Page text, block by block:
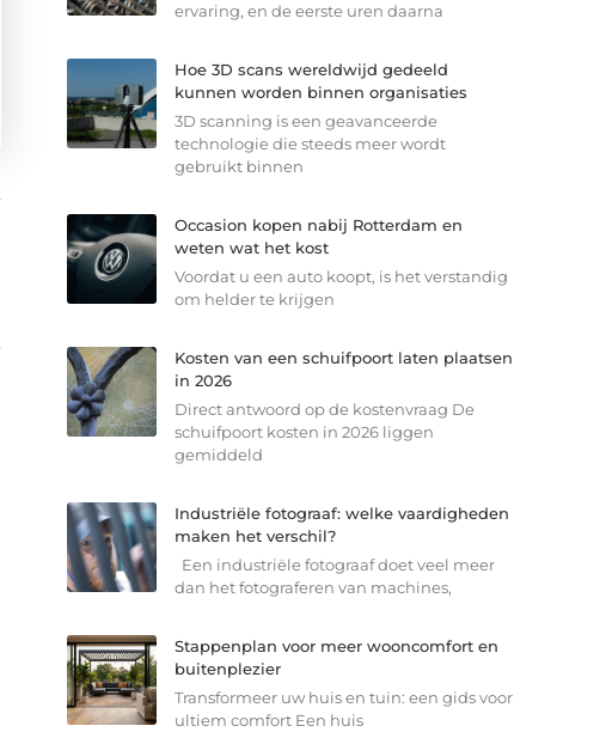
ervaring, en de eerste uren daarna
Hoe 3D scans wereldwijd gedeeld
kunnen worden binnen organisaties
3D scanning is een geavanceerde
technologie die steeds meer wordt
gebruikt binnen
Occasion kopen nabij Rotterdam en
weten wat het kost
Voordat u een auto koopt, is het verstandig
om helder te krijgen
Kosten van een schuifpoort laten plaatsen
in 2026
Direct antwoord op de kostenvraag De
schuifpoort kosten in 2026 liggen
gemiddeld
Industriële fotograaf: welke vaardigheden
maken het verschil?
Een industriële fotograaf doet veel meer
dan het fotograferen van machines,
Stappenplan voor meer wooncomfort en
buitenplezier
Transformeer uw huis en tuin: een gids voor
ultiem comfort Een huis